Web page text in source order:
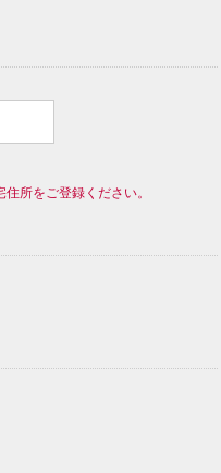
所をご登録ください。